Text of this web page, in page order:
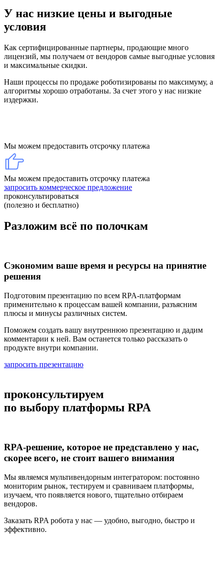
У нас низкие цены и выгодные
условия
Как сертифицированные партнеры, продающие много
лицензий, мы получаем от вендоров самые выгодные условия
и максимальные скидки.
Наши процессы по продаже роботизированы по максимуму, а
алгоритмы хорошо отработаны. За счет этого у нас низкие
издержки.
Мы можем предоставить отсрочку платежа
Мы можем предоставить отсрочку платежа
запросить коммерческое предложение
проконсультироваться
(полезно и бесплатно)
Разложим всё по полочкам
Сэкономим ваше время и ресурсы на принятие
решения
Подготовим презентацию по всем RPA-платформам
применительно к процессам вашей компании, разъясним
плюсы и минусы различных систем.
Поможем создать вашу внутреннюю презентацию и дадим
комментарии к ней. Вам останется только рассказать о
продукте внутри компании.
запросить презентацию
проконсультируем
по выбору платформы RPA
RPA-решение, которое не представлено у нас,
скорее всего, не стоит вашего внимания
Мы являемся мультивендорным интегратором: постоянно
мониторим рынок, тестируем и сравниваем платформы,
изучаем, что появляется нового, тщательно отбираем
вендоров.
Заказать RPA робота у нас — удобно, выгодно, быстро и
эффективно.